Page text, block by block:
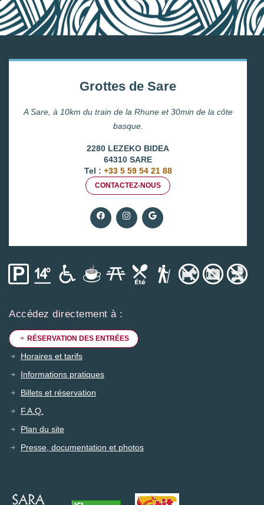
Grottes de Sare
A Sare, à 10km du train de la Rhune et 30min de la côte
basque.
2280 LEZEKO BIDEA
64310 SARE
Tel : +33 5 59 54 21 88
CONTACTEZ-NOUS
Accédez directement à :
RÉSERVATION DES ENTRÉES
Horaires et tarifs
Informations pratiques
Billets et réservation
F.A.Q.
Plan du site
Presse, documentation et photos